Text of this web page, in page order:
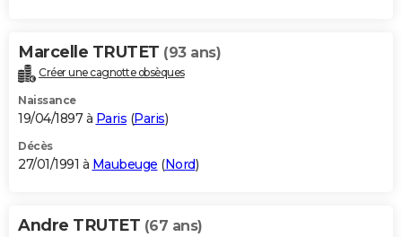
Marcelle TRUTET (93 ans)
Créer une cagnotte obsèques
Naissance
19/04/1897 à Paris (Paris)
Décès
27/01/1991 à Maubeuge (Nord)
Andre TRUTET (67 ans)